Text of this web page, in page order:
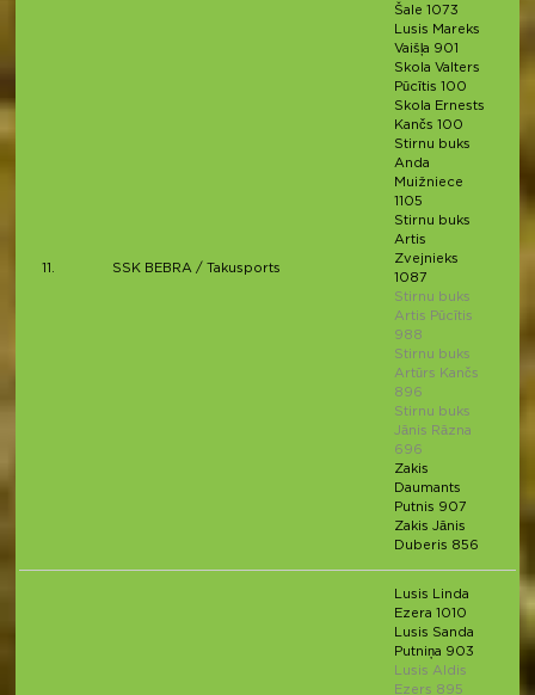
11. SSK BEBRA / Takusports
Šale 1073
Lusis Mareks
Vaišļa 901
Skola Valters
Pūcītis 100
Skola Ernests
Kančs 100
Stirnu buks
Anda
Muižniece
1105
Stirnu buks
Artis
Zvejnieks
1087
Stirnu buks
Artis Pūcītis
988
Stirnu buks
Artūrs Kančs
896
Stirnu buks
Jānis Rāzna
696
Zakis
Daumants
Putnis 907
Zakis Jānis
Duberis 856
Lusis Linda
Ezera 1010
Lusis Sanda
Putniņa 903
Lusis Aldis
Ezers 895